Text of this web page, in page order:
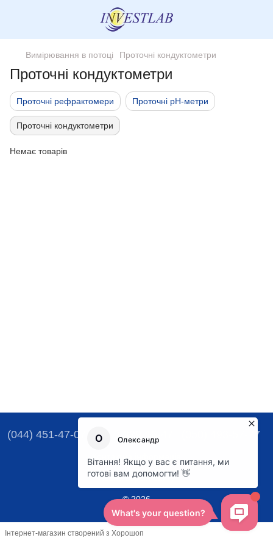
Вимірювання в потоці Проточні кондуктометри
Проточні кондуктометри
Проточні рефрактомери Проточні pH-метри
Проточні кондуктометри
Немає товарів
(044) 451-47-07 (067) 329-16-47 (050) 493-57-77
Контактна інформація
Повна версія сайту
© 2026
Інтернет-магазин створений з Хорошоп